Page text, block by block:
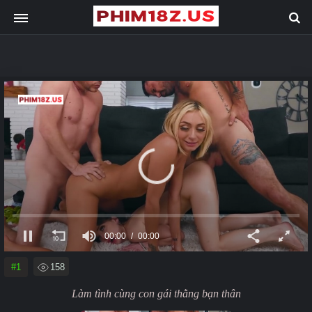
00:00 00:00
#1 158
Làm tình cùng con gái thằng bạn thân